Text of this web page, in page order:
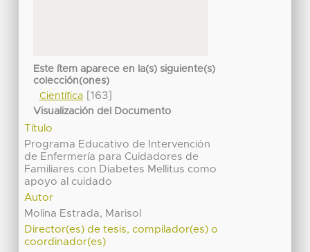
Este ítem aparece en la(s) siguiente(s)
colección(ones)
Científica[163]
Visualización del Documento
Título
Programa Educativo de Intervención
de Enfermería para Cuidadores de
Familiares con Diabetes Mellitus como
apoyo al cuidado
Autor
Molina Estrada, Marisol
Director(es) de tesis, compilador(es) o
coordinador(es)